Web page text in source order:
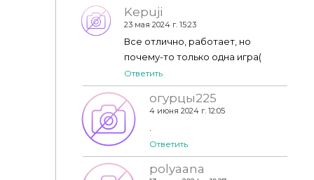
Kepuji
23 мая 2024 г. 15:23
Все отлично, работает, но
почему-то только одна игра(
Ответить
огурцы225
4 июня 2024 г. 12:05
.
Ответить
polyaana